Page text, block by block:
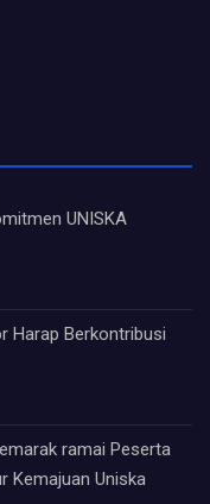
UNISKA
Harap Berkontribusi
ramai Peserta
Kemajuan Uniska